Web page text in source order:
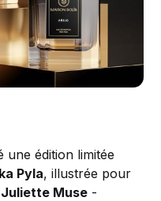
une édition limitée
Pyla, illustrée pour
Juliette Muse -